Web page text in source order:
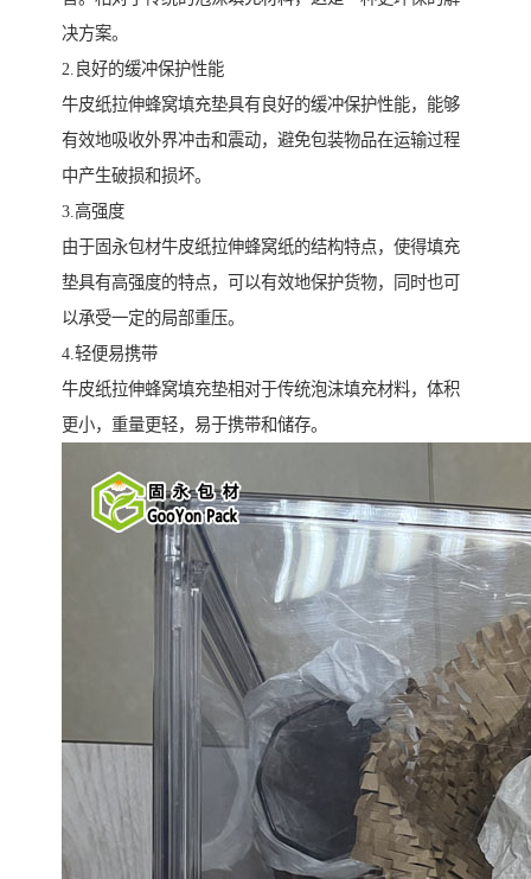
决方案。
2.良好的缓冲保护性能
牛皮纸拉伸蜂窝填充垫具有良好的缓冲保护性能，能够
有效地吸收外界冲击和震动，避免包装物品在运输过程
中产生破损和损坏。
3.高强度
由于固永包材牛皮纸拉伸蜂窝纸的结构特点，使得填充
垫具有高强度的特点，可以有效地保护货物，同时也可
以承受一定的局部重压。
4.轻便易携带
牛皮纸拉伸蜂窝填充垫相对于传统泡沫填充材料，体积
更小，重量更轻，易于携带和储存。